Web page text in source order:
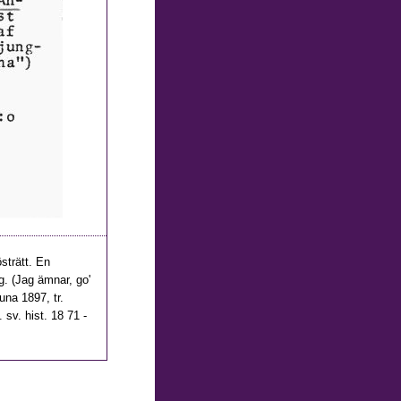
En
(Jag ämnar, go'
1897, tr.
sv. hist. 18 71 -